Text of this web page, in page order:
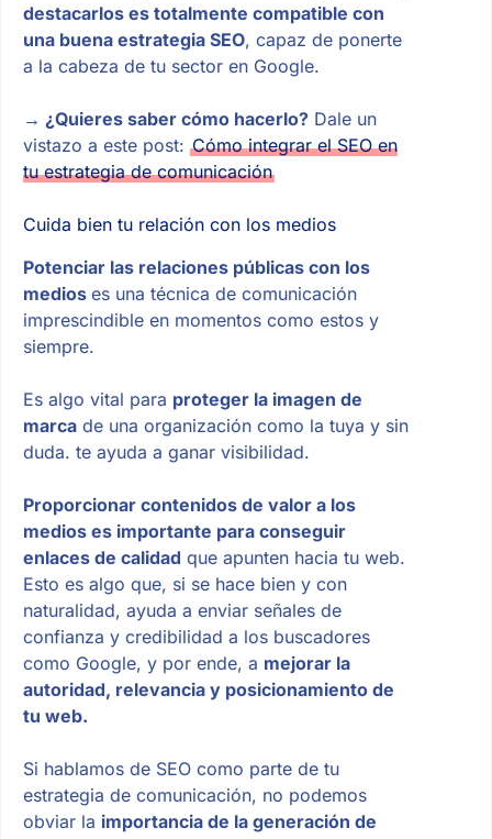
destacarlos es totalmente compatible con
una buena estrategia SEO, capaz de ponerte
a la cabeza de tu sector en Google.
→ ¿Quieres saber cómo hacerlo?Dale un
vistazo a este post: Cómo integrar el SEO en
tu estrategia de comunicación
Cuida bien tu relación con los medios
Potenciar las relaciones públicas con los
medios es una técnica de comunicación
imprescindible en momentos como estos y
siempre.
Es algo vital para proteger la imagen de
marcade una organización como la tuya y sin
duda. te ayuda a ganar visibilidad.
Proporcionar contenidos de valor a los
medios es importante para conseguir
enlaces de calidad que apunten hacia tu web.
Esto es algo que, si se hace bien y con
naturalidad, ayuda a enviar señales de
confianza y credibilidad a los buscadores
como Google, y por ende, a mejorar la
autoridad, relevancia y posicionamiento de
tu web.
Si hablamos de SEO como parte de tu
estrategia de comunicación, no podemos
obviar la importancia de la generación de